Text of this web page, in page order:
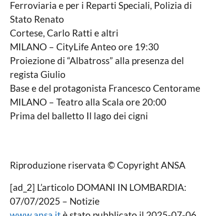
Ferroviaria e per i Reparti Speciali, Polizia di
Stato Renato
Cortese, Carlo Ratti e altri
MILANO – CityLife Anteo ore 19:30
Proiezione di “Albatross” alla presenza del
regista Giulio
Base e del protagonista Francesco Centorame
MILANO – Teatro alla Scala ore 20:00
Prima del balletto Il lago dei cigni
Riproduzione riservata © Copyright ANSA
[ad_2] L’articolo DOMANI IN LOMBARDIA:
07/07/2025 – Notizie